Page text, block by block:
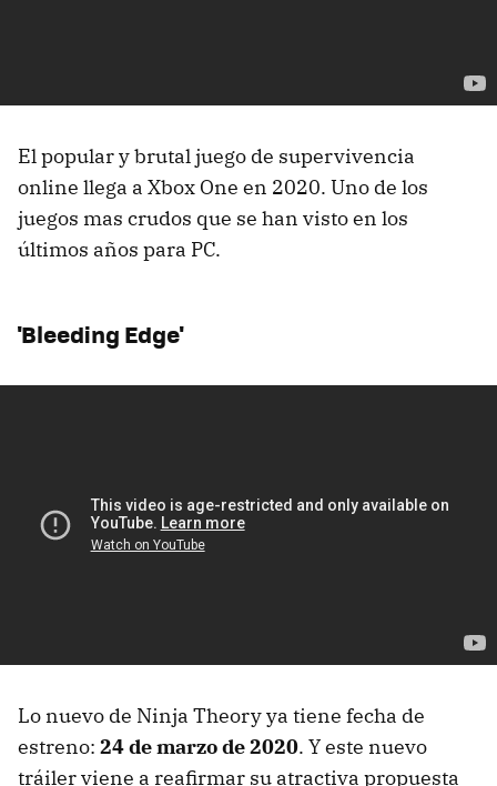
El popular y brutal juego de supervivencia
online llega a Xbox One en 2020. Uno de los
juegos mas crudos que se han visto en los
últimos años para PC.
'Bleeding Edge'
Lo nuevo de Ninja Theory ya tiene fecha de
estreno: 24 de marzo de 2020. Y este nuevo
tráiler viene a reafirmar su atractiva propuesta